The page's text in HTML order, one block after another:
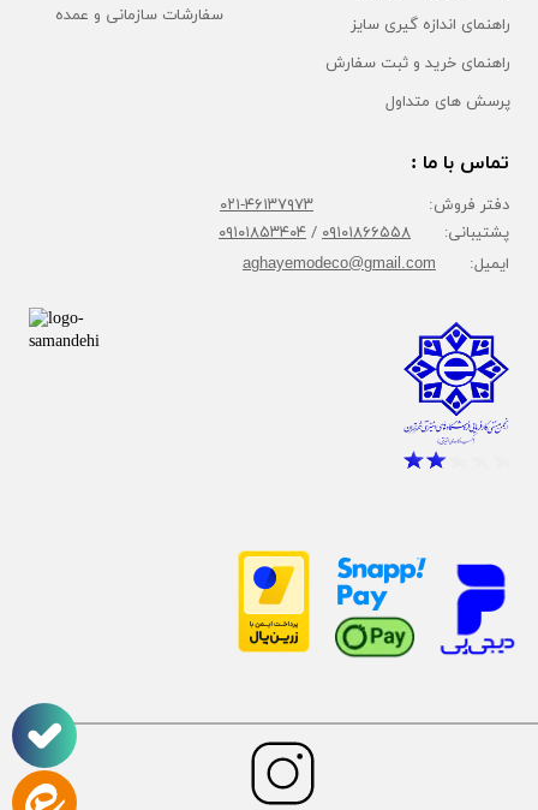
راهنمای اندازه گیری سایز
راهنمای خرید و ثبت سفارش
پرسش های متداول
سفارشات سازمانی و عمده
تماس با ما :
دفتر فروش: ۴۶۱۳۷۹۷۳-۰۲۱
پشتیبانی: ۰۹۱۰۱۸۶۶۵۵۸/۰۹۱۰۱۸۵۳۴۰۴
ایمیل: aghayemodeco@gmail.com